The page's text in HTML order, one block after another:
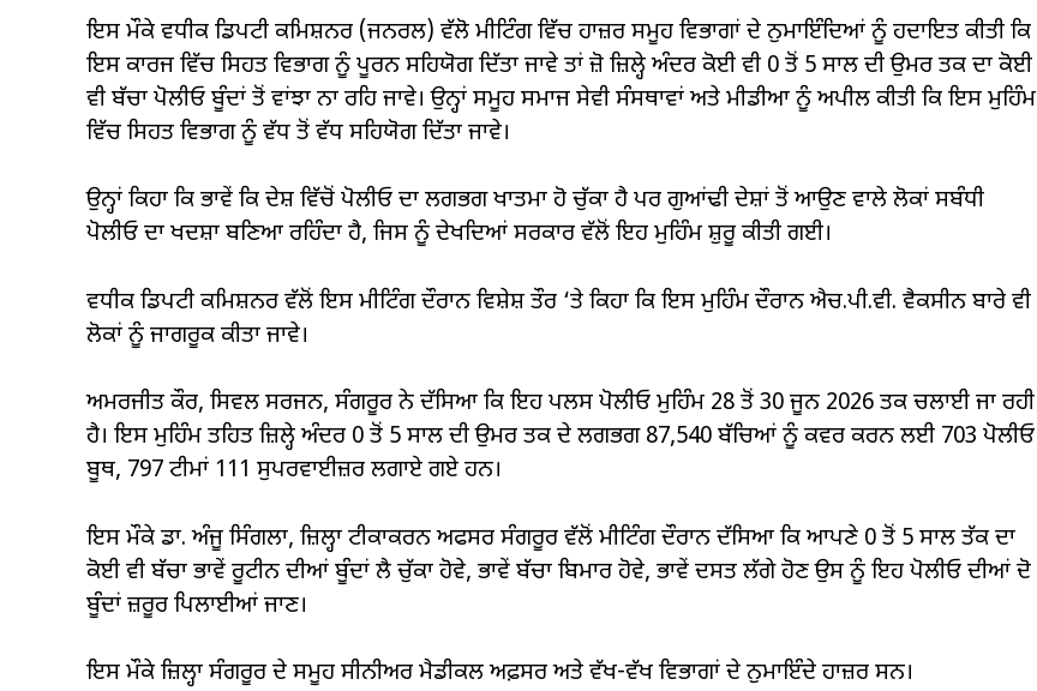
ਇਸ ਮੌਕੇ ਵਧੀਕ ਡਿਪਟੀ ਕਮਿਸ਼ਨਰ (ਜਨਰਲ) ਵੱਲੋ ਮੀਟਿੰਗ ਵਿੱਚ ਹਾਜ਼ਰ ਸਮੂਹ ਵਿਭਾਗਾਂ ਦੇ ਨੁਮਾਇੰਦਿਆਂ ਨੂੰ ਹਦਾਇਤ ਕੀਤੀ ਕਿ
ਇਸ ਕਾਰਜ ਵਿੱਚ ਸਿਹਤ ਵਿਭਾਗ ਨੂੰ ਪੂਰਨ ਸਹਿਯੋਗ ਦਿੱਤਾ ਜਾਵੇ ਤਾਂ ਜ਼ੋ ਜ਼ਿਲ੍ਹੇ ਅੰਦਰ ਕੋਈ ਵੀ 0 ਤੋਂ 5 ਸਾਲ ਦੀ ਉਮਰ ਤਕ ਦਾ ਕੋਈ
ਵੀ ਬੱਚਾ ਪੋਲੀਓ ਬੂੰਦਾਂ ਤੋਂ ਵਾਂਝਾ ਨਾ ਰਹਿ ਜਾਵੇ। ਉਨ੍ਹਾਂ ਸਮੂਹ ਸਮਾਜ ਸੇਵੀ ਸੰਸਥਾਵਾਂ ਅਤੇ ਮੀਡੀਆ ਨੂੰ ਅਪੀਲ ਕੀਤੀ ਕਿ ਇਸ ਮੁਹਿੰਮ
ਵਿੱਚ ਸਿਹਤ ਵਿਭਾਗ ਨੂੰ ਵੱਧ ਤੋਂ ਵੱਧ ਸਹਿਯੋਗ ਦਿੱਤਾ ਜਾਵੇ।
ਉਨ੍ਹਾਂ ਕਿਹਾ ਕਿ ਭਾਵੇਂ ਕਿ ਦੇਸ਼ ਵਿੱਚੋਂ ਪੋਲੀਓ ਦਾ ਲਗਭਗ ਖਾਤਮਾ ਹੋ ਚੁੱਕਾ ਹੈ ਪਰ ਗੁਆਂਢੀ ਦੇਸ਼ਾਂ ਤੋਂ ਆਉਣ ਵਾਲੇ ਲੋਕਾਂ ਸਬੰਧੀ
ਪੋਲੀਓ ਦਾ ਖਦਸ਼ਾ ਬਣਿਆ ਰਹਿੰਦਾ ਹੈ, ਜਿਸ ਨੂੰ ਦੇਖਦਿਆਂ ਸਰਕਾਰ ਵੱਲੋਂ ਇਹ ਮੁਹਿੰਮ ਸ਼ੁਰੂ ਕੀਤੀ ਗਈ।
ਵਧੀਕ ਡਿਪਟੀ ਕਮਿਸ਼ਨਰ ਵੱਲੋਂ ਇਸ ਮੀਟਿੰਗ ਦੌਰਾਨ ਵਿਸ਼ੇਸ਼ ਤੌਰ ‘ਤੇ ਕਿਹਾ ਕਿ ਇਸ ਮੁਹਿੰਮ ਦੌਰਾਨ ਐਚ.ਪੀ.ਵੀ. ਵੈਕਸੀਨ ਬਾਰੇ ਵੀ
ਲੋਕਾਂ ਨੂੰ ਜਾਗਰੂਕ ਕੀਤਾ ਜਾਵੇ।
ਅਮਰਜੀਤ ਕੌਰ, ਸਿਵਲ ਸਰਜਨ, ਸੰਗਰੂਰ ਨੇ ਦੱਸਿਆ ਕਿ ਇਹ ਪਲਸ ਪੋਲੀਓ ਮੁਹਿੰਮ 28 ਤੋਂ 30 ਜੂਨ 2026 ਤਕ ਚਲਾਈ ਜਾ ਰਹੀ
ਹੈ। ਇਸ ਮੁਹਿੰਮ ਤਹਿਤ ਜ਼ਿਲ੍ਹੇ ਅੰਦਰ 0 ਤੋਂ 5 ਸਾਲ ਦੀ ਉਮਰ ਤਕ ਦੇ ਲਗਭਗ 87,540 ਬੱਚਿਆਂ ਨੂੰ ਕਵਰ ਕਰਨ ਲਈ 703 ਪੋਲੀਓ
ਬੂਥ, 797 ਟੀਮਾਂ 111 ਸੁਪਰਵਾਈਜ਼ਰ ਲਗਾਏ ਗਏ ਹਨ।
ਇਸ ਮੌਕੇ ਡਾ. ਅੰਜੂ ਸਿੰਗਲਾ, ਜ਼ਿਲ੍ਹਾ ਟੀਕਾਕਰਨ ਅਫਸਰ ਸੰਗਰੂਰ ਵੱਲੋਂ ਮੀਟਿੰਗ ਦੌਰਾਨ ਦੱਸਿਆ ਕਿ ਆਪਣੇ 0 ਤੋਂ 5 ਸਾਲ ਤੱਕ ਦਾ
ਕੋਈ ਵੀ ਬੱਚਾ ਭਾਵੇਂ ਰੂਟੀਨ ਦੀਆਂ ਬੂੰਦਾਂ ਲੈ ਚੁੱਕਾ ਹੋਵੇ, ਭਾਵੇਂ ਬੱਚਾ ਬਿਮਾਰ ਹੋਵੇ, ਭਾਵੇਂ ਦਸਤ ਲੱਗੇ ਹੋਣ ਉਸ ਨੂੰ ਇਹ ਪੋਲੀਓ ਦੀਆਂ ਦੋ
ਬੂੰਦਾਂ ਜ਼ਰੂਰ ਪਿਲਾਈਆਂ ਜਾਣ।
ਇਸ ਮੌਕੇ ਜ਼ਿਲ੍ਹਾ ਸੰਗਰੂਰ ਦੇ ਸਮੂਹ ਸੀਨੀਅਰ ਮੈਡੀਕਲ ਅਫ਼ਸਰ ਅਤੇ ਵੱਖ-ਵੱਖ ਵਿਭਾਗਾਂ ਦੇ ਨੁਮਾਇੰਦੇ ਹਾਜ਼ਰ ਸਨ।